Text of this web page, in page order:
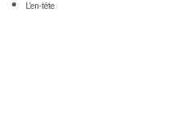
L’en-tête